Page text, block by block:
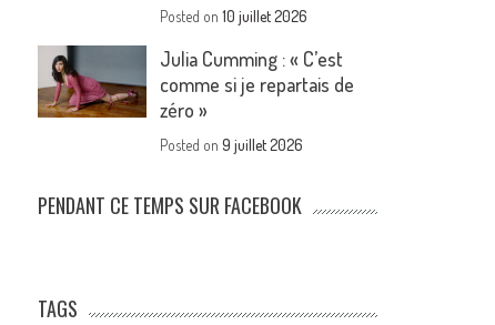
Posted on10 juillet 2026
Julia Cumming : « C’est
comme si je repartais de
zéro »
Posted on9 juillet 2026
PENDANT CE TEMPS SUR FACEBOOK
TAGS